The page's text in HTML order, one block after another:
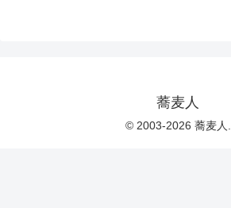
蕎麦人
© 2003-2026 蕎麦人.